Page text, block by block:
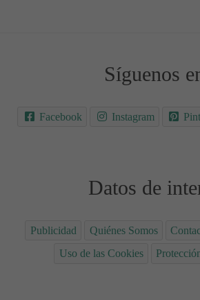
Síguenos
Facebook Instagram
Datos de
Publicidad Quiénes Somos
Uso de las Cookies